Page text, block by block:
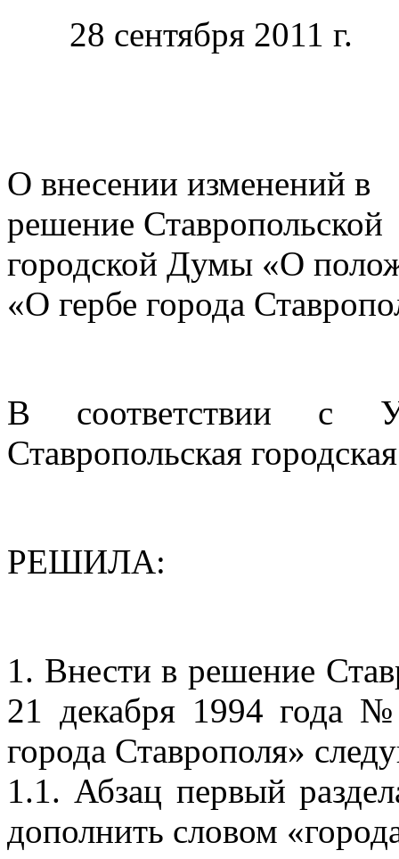
28 сентября
О внесении изменений в
решение Ставропольской
городской Думы «О
«О гербе города
В соответствии с
Ставропольская
РЕШИЛА:
1. Внести в решение
21 декабря 1994 года
города Ставрополя»
1.1. Абзац первый
дополнить словом